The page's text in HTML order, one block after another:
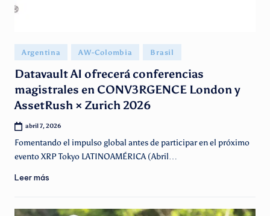
Publicado
en
Argentina AW-Colombia Brasil
Datavault AI ofrecerá conferencias
magistrales en CONV3RGENCE London y
AssetRush × Zurich 2026
abril 7, 2026
Fomentando el impulso global antes de participar en el próximo
evento XRP Tokyo LATINOAMÉRICA (Abril…
Leer más